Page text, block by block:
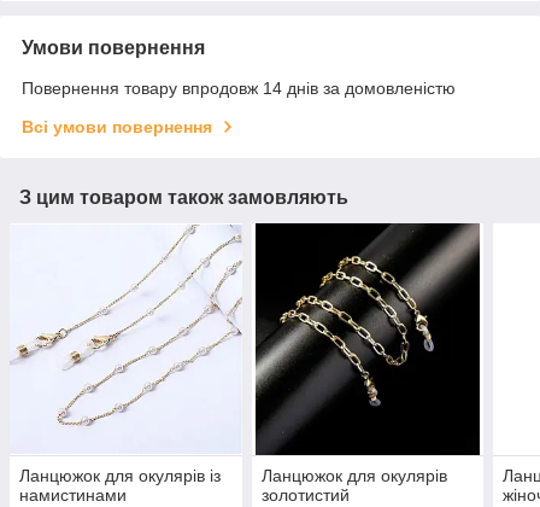
Умови повернення
Повернення товару впродовж 14 днів за домовленістю
Всі умови повернення
З цим товаром також замовляють
Ланцюжок для окулярів із
намистинами
Ланцюжок для окулярів
золотистий